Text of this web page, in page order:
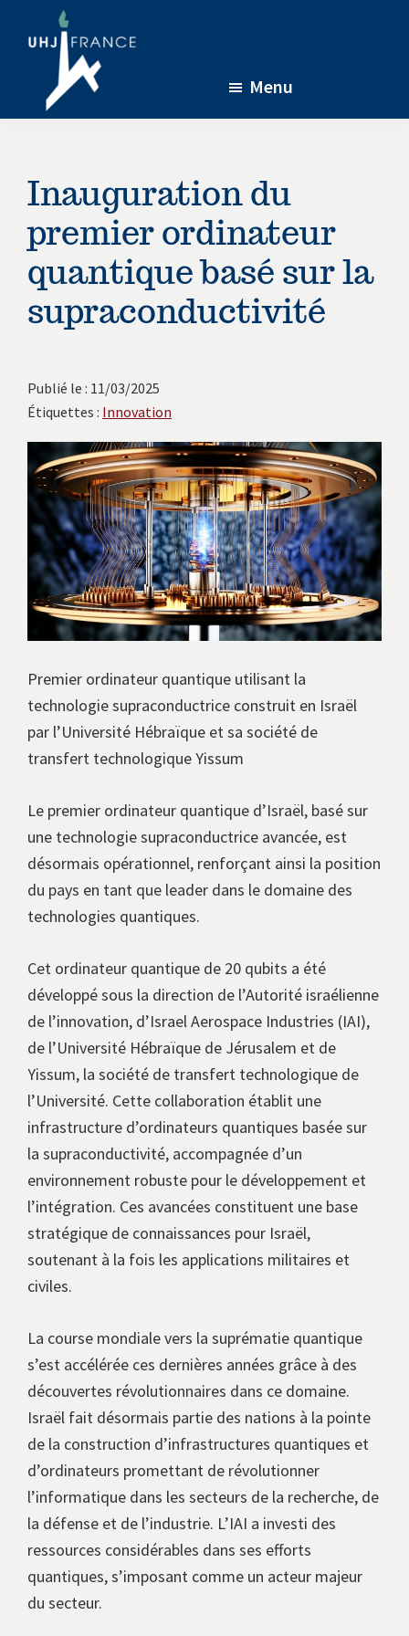
principal
latérale
pageUHJ-
la
recherche
menée
l’Université
de
partenariat
avec
les
instituts
européens.
Menu
Inauguration du
premier ordinateur
quantique basé sur la
supraconductivité
Publié le : 11/03/2025
Étiquettes : Innovation
Premier ordinateur quantique utilisant la
technologie supraconductrice construit en Israël
par l’Université Hébraïque et sa société de
transfert technologique Yissum
Le premier ordinateur quantique d’Israël, basé sur
une technologie supraconductrice avancée, est
désormais opérationnel, renforçant ainsi la position
du pays en tant que leader dans le domaine des
technologies quantiques.
Cet ordinateur quantique de 20 qubits a été
développé sous la direction de l’Autorité israélienne
de l’innovation, d’Israel Aerospace Industries (IAI),
de l’Université Hébraïque de Jérusalem et de
Yissum, la société de transfert technologique de
l’Université. Cette collaboration établit une
infrastructure d’ordinateurs quantiques basée sur
la supraconductivité, accompagnée d’un
environnement robuste pour le développement et
l’intégration. Ces avancées constituent une base
stratégique de connaissances pour Israël,
soutenant à la fois les applications militaires et
civiles.
La course mondiale vers la suprématie quantique
s’est accélérée ces dernières années grâce à des
découvertes révolutionnaires dans ce domaine.
Israël fait désormais partie des nations à la pointe
de la construction d’infrastructures quantiques et
d’ordinateurs promettant de révolutionner
l’informatique dans les secteurs de la recherche, de
la défense et de l’industrie. L’IAI a investi des
ressources considérables dans ses efforts
quantiques, s’imposant comme un acteur majeur
du secteur.